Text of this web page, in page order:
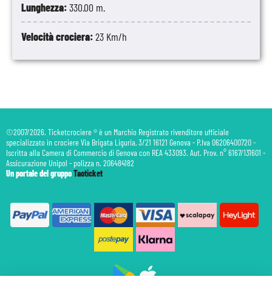
Lunghezza:330.00 m.
Velocità crociera:23 Km/h
©2007/2026. Ticketcrociere ® è un Marchio Registrato rivenditore ufficiale
specializzato in crociere Via Brigata Liguria, 3/21 16121 Genova - P.Iva 06206400720 -
Iscritta alla Camera di Commercio di Genova con REA 433093. Aut. Prov. n° 6167/131601 -
Assicurazione Unipol - polizza n. 206484182
Un portale del gruppoTaoticket